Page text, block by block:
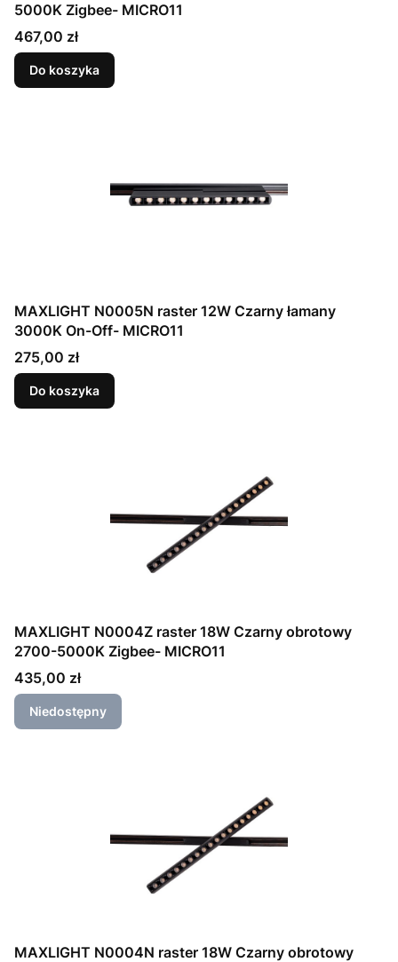
5000K Zigbee- MICRO11
Cena
467,00 zł
Do koszyka
MAXLIGHT N0005N raster 12W Czarny łamany
3000K On-Off- MICRO11
Cena
275,00 zł
Do koszyka
MAXLIGHT N0004Z raster 18W Czarny obrotowy
2700-5000K Zigbee- MICRO11
Cena
435,00 zł
Niedostępny
MAXLIGHT N0004N raster 18W Czarny obrotowy